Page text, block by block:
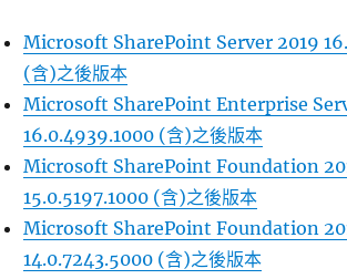
Microsoft SharePoint Server 2019
(含)之後版本
Microsoft SharePoint Enterprise
16.0.4939.1000 (含)之後版本
Microsoft SharePoint Foundation
15.0.5197.1000 (含)之後版本
Microsoft SharePoint Foundation
14.0.7243.5000 (含)之後版本